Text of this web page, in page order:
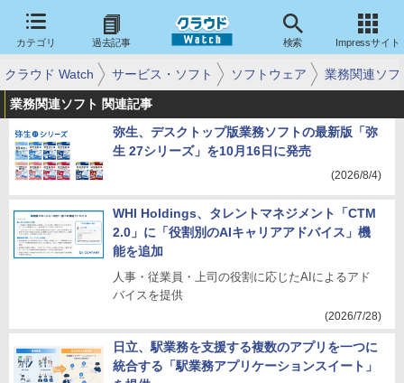
カテゴリ 過去記事 検索 Impressサイト
クラウド Watch サービス・ソフト ソフトウェア 業務関連ソフ
業務関連ソフト 関連記事
弥生、デスクトップ版業務ソフトの最新版「弥
生 27シリーズ」を10月16日に発売
(2026/8/4)
WHI Holdings、タレントマネジメント「CTM
2.0」に「役割別のAIキャリアアドバイス」機
能を追加
人事・従業員・上司の役割に応じたAIによるアド
バイスを提供
(2026/7/28)
日立、駅業務を支援する複数のアプリを一つに
統合する「駅業務アプリケーションスイート」